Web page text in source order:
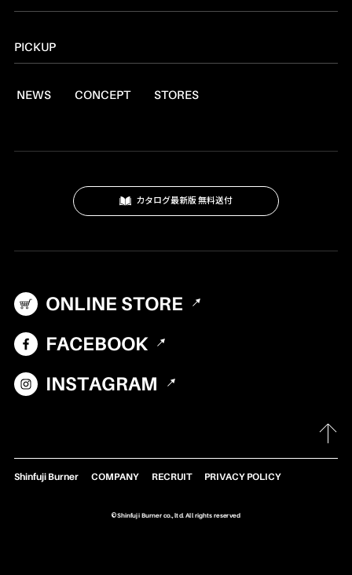
ストーブ
燃料
クッキングツール
テーブル・カップ・カトラリー
パーツ・部品
レシピ
PICKUP
NEWS CONCEPT STORES
カタログ最新版 無料送付
ONLINE STORE
FACEBOOK
INSTAGRAM
Shinfuji Burner COMPANY RECRUIT PRIVACY POLICY
©Shinfuji Burner co., ltd. All rights reserved